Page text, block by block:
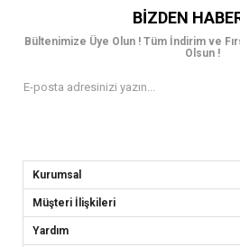
BIZDEN
Bültenimize Üye Olun ! Tüm İndirim ve
Olsun !
Kurumsal
Müşteri İlişkileri
Yardım